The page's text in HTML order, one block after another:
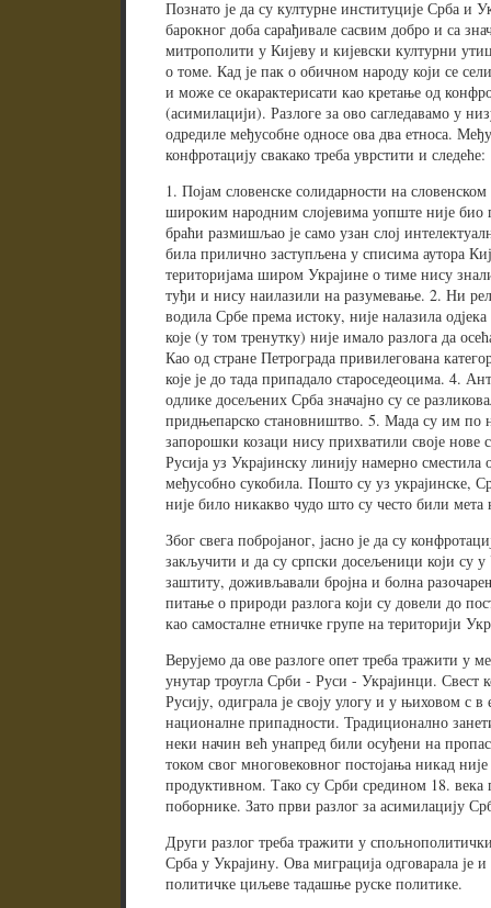
Познато је да су културне институције Срба и
барокног доба сарађивале сасвим добро и са
митрополити у Кијеву и кијевски културни
о томе. Кад је пак о обичном народу који се
и може се окарактерисати као кретање од
(асимилацији). Разлоге за ово сагледавамо у
одредиле међусобне односе ова два етноса.
конфротацију свакако треба уврстити и следеће:
1. Појам словенске солидарности на
широким народним слојевима уопште није био
браћи размишљао је само узан слој
била прилично заступљена у списима аутора
територијама широм Украјине о тиме нису
туђи и нису наилазили на разумевање. 2. Ни
водила Србе према истоку, није налазила
које (у том тренутку) није имало разлога да
Као од стране Петрограда привилегована
које је до тада припадало староседеоцима. 4.
одлике досељених Срба значајно су се
придњепарско становништво. 5. Мада су им по
запорошки козаци нису прихватили своје нове
Русија уз Украјинску линију намерно сместила
међусобно сукобила. Пошто су уз украјинске,
није било никакво чудо што су често били мета
Због свега побројаног, јасно је да су
закључити и да су српски досељеници који су у
заштиту, доживљавали бројна и болна
питање о природи разлога који су довели до
као самосталне етничке групе на територији
Верујемо да ове разлоге опет треба тражити у
унутар троугла Срби - Руси - Украјинци. Свест
Русију, одиграла је своју улогу и у њиховом с
националне припадности. Традиционално
неки начин већ унапред били осуђени на
током свог многовековног постојања никад
продуктивном. Тако су Срби средином 18.
поборнике. Зато први разлог за асимилацију
Други разлог треба тражити у
Срба у Украјину. Ова миграција одговарала је
политичке циљеве тадашње руске политике.